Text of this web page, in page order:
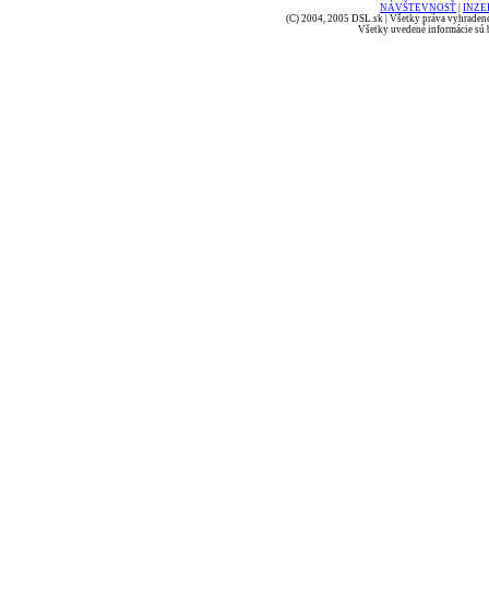
NÁVŠTEVNOSŤ
(C) 2004, 2005 DSL.sk | Všetky práva
Všetky uvedené informácie sú